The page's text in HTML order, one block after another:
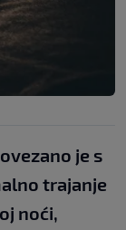
je s
trajanje
noći,